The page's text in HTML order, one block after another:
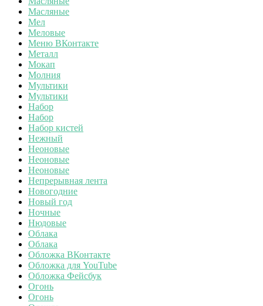
Масляные
Мел
Меловые
Меню ВКонтакте
Металл
Мокап
Молния
Мультики
Мультики
Набор
Набор
Набор кистей
Нежный
Неоновые
Неоновые
Неоновые
Непрерывная лента
Новогодние
Новый год
Ночные
Нюдовые
Облака
Облака
Обложка ВКонтакте
Обложка для YouTube
Обложка Фейсбук
Огонь
Огонь